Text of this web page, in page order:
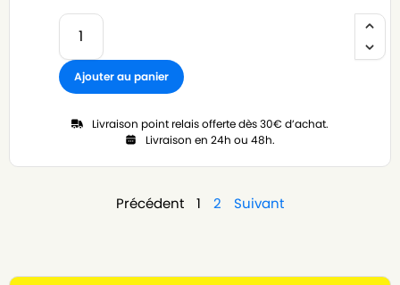
Ajouter au panier
Livraison point relais offerte dès 30€ d’achat.
Livraison en 24h ou 48h.
Précédent 1 2 Suivant